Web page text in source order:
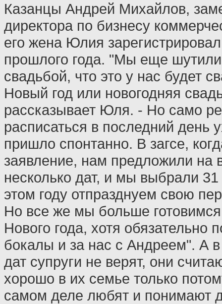
Казанцы Андрей Михайлов,
директора по бизнесу
его жена Юлия
прошлого года. "Мы еще
свадьбой, что это у нас будет
Новый год или новогодняя
рассказывает Юля. - Но само
расписаться в последний день
пришло спонтанно. В загсе,
заявление, нам предложили на
несколько дат, и мы выбрали
этом году отпразднуем свою
Но все же мы больше готовимся
Нового года, хотя обязательно
бокалы и за нас с Андреем". А
дат супруги не верят, они
хорошо в их семье только
самом деле любят и понимают